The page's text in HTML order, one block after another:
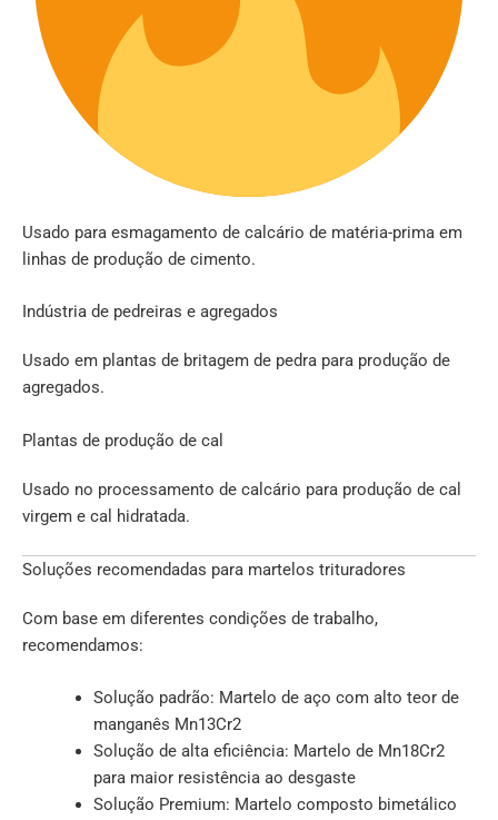
Usado para esmagamento de calcário de matéria-prima em
linhas de produção de cimento.
Indústria de pedreiras e agregados
Usado em plantas de britagem de pedra para produção de
agregados.
Plantas de produção de cal
Usado no processamento de calcário para produção de cal
virgem e cal hidratada.
Soluções recomendadas para martelos trituradores
Com base em diferentes condições de trabalho,
recomendamos:
Solução padrão: Martelo de aço com alto teor de
manganês Mn13Cr2
Solução de alta eficiência: Martelo de Mn18Cr2
para maior resistência ao desgaste
Solução Premium: Martelo composto bimetálico